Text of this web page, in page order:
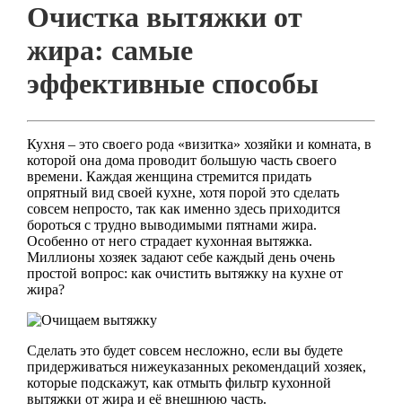
Очистка вытяжки от
жира: самые
эффективные способы
Кухня – это своего рода «визитка» хозяйки и комната, в
которой она дома проводит большую часть своего
времени. Каждая женщина стремится придать
опрятный вид своей кухне, хотя порой это сделать
совсем непросто, так как именно здесь приходится
бороться с трудно выводимыми пятнами жира.
Особенно от него страдает кухонная вытяжка.
Миллионы хозяек задают себе каждый день очень
простой вопрос: как очистить вытяжку на кухне от
жира?
Сделать это будет совсем несложно, если вы будете
придерживаться нижеуказанных рекомендаций хозяек,
которые подскажут, как отмыть фильтр кухонной
вытяжки от жира и её внешнюю часть.